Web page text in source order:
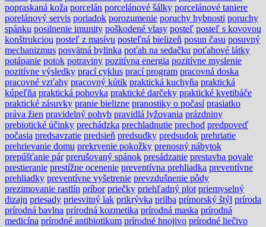
popraskaná koža porcelán porcelánové šálky porcelánové taniere
porelánový servis poriadok porozumenie poruchy hybnosti poruchy
spánku posilnenie imunity poškodené vlasy posteľ posteľ s kovovou
konštrukciou posteľ z masívu posteľná bielizeň posun času posuvný
mechanizmus posvätná bylinka poťah na sedačku poťahové látky
potápanie potok potraviny pozitívna energia pozitívne myslenie
pozitívne výsledky prací cyklus prací program pracovná doska
pracovné vzťahy pracovný kútik praktická kuchyňa praktická
kúpeľňa praktická pohovka praktické darčeky praktické kvetibáče
praktické zásuvky pranie bielizne pranostiky o počasí prasiatko
práva žien pravidelný pohyb pravidlá lyžovania prázdniny
prebiotické účinky prechádzka prechladnutie prechod predpoveď
počasia predsavzatie predsieň predsudky predsudok prehriatie
prehrievanie domu prekrvenie pokožky prenosný nábytok
prepúšťanie pár prerušovaný spánok presádzanie prestavba povale
prestieranie prestížne ocenenie preventívna prehliadka preventívne
prehliadky preventívne vyšetrenie prevzdušnenie pôdy
prezimovanie rastlín príbor priečky priehľadný plot priemyselný
dizajn priesady priesvitný lak prikrývka prilba prímorský štýl príroda
prírodná bavlna prírodná kozmetika prírodná maska prírodná
medicína prírodné antibiotikum prírodné hnojivo prírodné liečivo